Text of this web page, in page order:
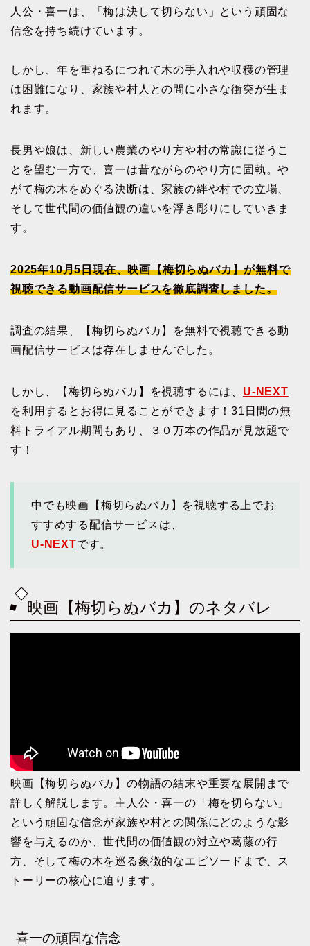
人公・喜一は、「梅は決して切らない」という頑固な
信念を持ち続けています。
しかし、年を重ねるにつれて木の手入れや収穫の管理
は困難になり、家族や村人との間に小さな衝突が生ま
れます。
長男や娘は、新しい農業のやり方や村の常識に従うこ
とを望む一方で、喜一は昔ながらのやり方に固執。や
がて梅の木をめぐる決断は、家族の絆や村での立場、
そして世代間の価値観の違いを浮き彫りにしていきま
す。
2025年10月5日現在、映画【梅切らぬバカ】が無料で
視聴できる動画配信サービスを徹底調査しました。
調査の結果、【梅切らぬバカ】を無料で視聴できる動
画配信サービスは存在しませんでした。
しかし、【梅切らぬバカ】を視聴するには、 U-NEXT
を利用するとお得に見ることができます！31日間の無
料トライアル期間もあり、３０万本の作品が見放題で
す！
中でも映画【梅切らぬバカ】を視聴する上でお
すすめする配信サービスは、
U-NEXTです。
映画【梅切らぬバカ】のネタバレ
映画【梅切らぬバカ】の物語の結末や重要な展開まで
詳しく解説します。主人公・喜一の「梅を切らない」
という頑固な信念が家族や村との関係にどのような影
響を与えるのか、世代間の価値観の対立や葛藤の行
方、そして梅の木を巡る象徴的なエピソードまで、ス
トーリーの核心に迫ります。
喜一の頑固な信念